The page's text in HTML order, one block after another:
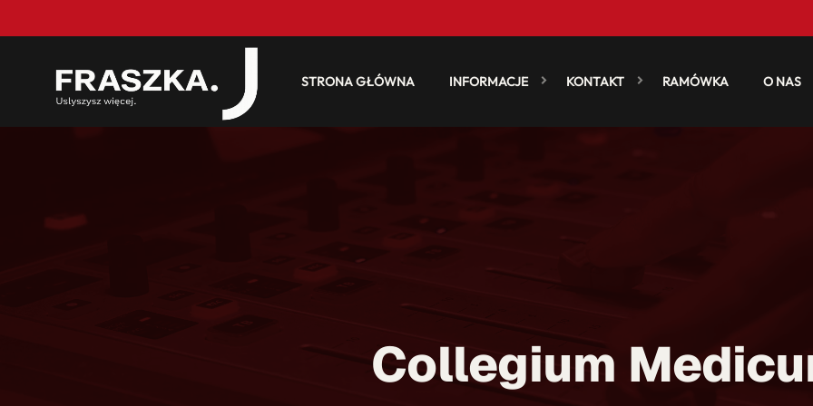
STRONA GŁÓWNA INFORMACJE KONTAKT RAMÓWKA O NAS
Collegium